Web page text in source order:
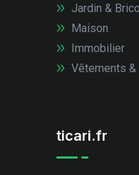
Jardin &
Maison
Immobilier
Vêtements
ticari.fr